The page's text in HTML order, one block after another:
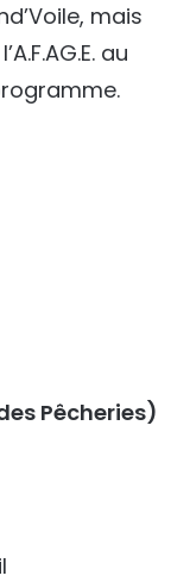
mais
au
Pêcheries)